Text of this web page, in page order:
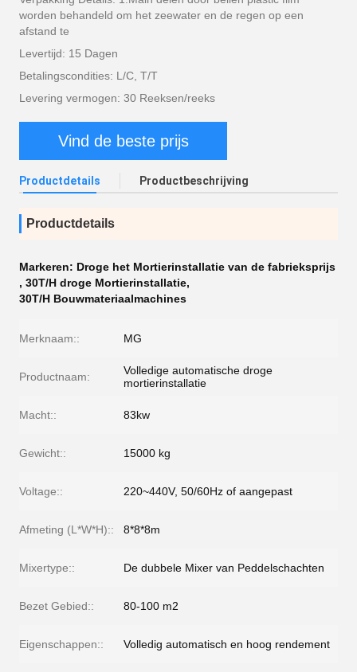
worden behandeld om het zeewater en de regen op een
afstand te
Levertijd: 15 Dagen
Betalingscondities: L/C, T/T
Levering vermogen: 30 Reeksen/reeks
Vind de beste prijs
Productdetails Productbeschrijving
Productdetails
Markeren: Droge het Mortierinstallatie van de fabrieksprijs
, 30T/H droge Mortierinstallatie,
30T/H Bouwmateriaalmachines
Merknaam:: MG
Productnaam:
Volledige automatische droge
mortierinstallatie
Macht:: 83kw
Gewicht:: 15000 kg
Voltage:: 220~440V, 50/60Hz of aangepast
Afmeting (L*W*H):: 8*8*8m
Mixertype:: De dubbele Mixer van Peddelschachten
Bezet Gebied:: 80-100 m2
Eigenschappen:: Volledig automatisch en hoog rendement